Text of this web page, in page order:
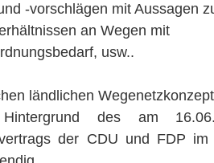
-vorschlägen mit Aussagen
an Wegen mit
usw..
ländlichen
des am
der CDU und FDP im